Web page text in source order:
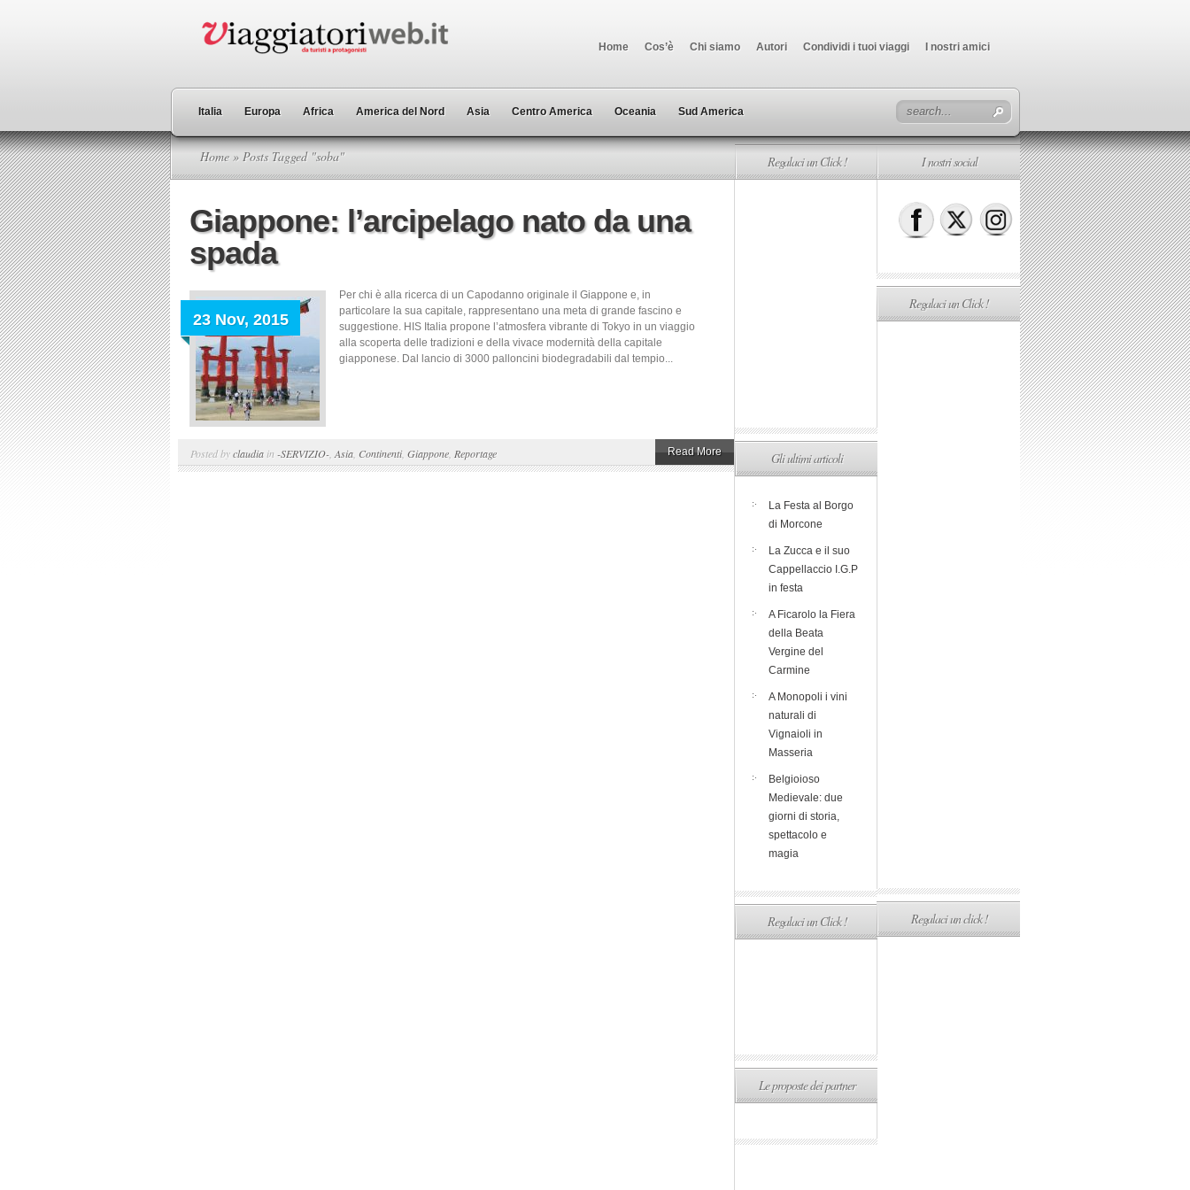
Home Cos’è Chi siamo Autori Condividi i tuoi viaggi I nostri amici
Italia Europa Africa America del Nord Asia Centro America Oceania Sud America
Home » Posts Tagged "soba"
Giappone: l’arcipelago nato da una
spada
23 Nov, 2015
Per chi è alla ricerca di un Capodanno originale il Giappone e, in
particolare la sua capitale, rappresentano una meta di grande fascino e
suggestione. HIS Italia propone l’atmosfera vibrante di Tokyo in un viaggio
alla scoperta delle tradizioni e della vivace modernità della capitale
giapponese. Dal lancio di 3000 palloncini biodegradabili dal tempio...
Posted byclaudia in -SERVIZIO- Asia Continenti, Giappone Reportage Read More
Regalaci un Click !
Gli ultimi articoli
La Festa al Borgo
di Morcone
La Zucca e il suo
Cappellaccio I.G.P
in festa
A Ficarolo la Fiera
della Beata
Vergine del
Carmine
A Monopoli i vini
naturali di
Vignaioli in
Masseria
Belgioioso
Medievale: due
giorni di storia,
spettacolo e
magia
Regalaci un Click !
Le proposte dei partner
I nostri social
Regalaci un Click !
Regalaci un click !